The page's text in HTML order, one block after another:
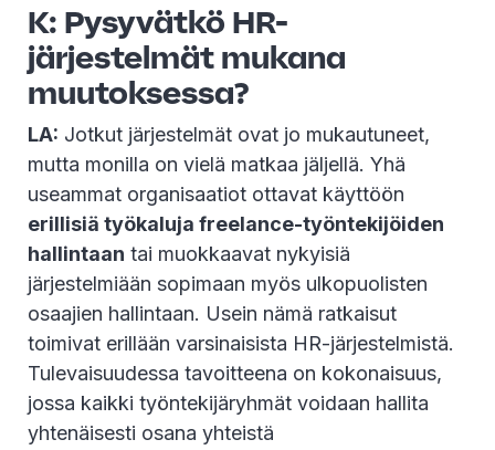
K: Pysyvätkö HR-
järjestelmät mukana
muutoksessa?
LA: Jotkut järjestelmät ovat jo mukautuneet,
mutta monilla on vielä matkaa jäljellä. Yhä
useammat organisaatiot ottavat käyttöön
erillisiä työkaluja freelance-työntekijöiden
hallintaan tai muokkaavat nykyisiä
järjestelmiään sopimaan myös ulkopuolisten
osaajien hallintaan. Usein nämä ratkaisut
toimivat erillään varsinaisista HR-järjestelmistä.
Tulevaisuudessa tavoitteena on kokonaisuus,
jossa kaikki työntekijäryhmät voidaan hallita
yhtenäisesti osana yhteistä